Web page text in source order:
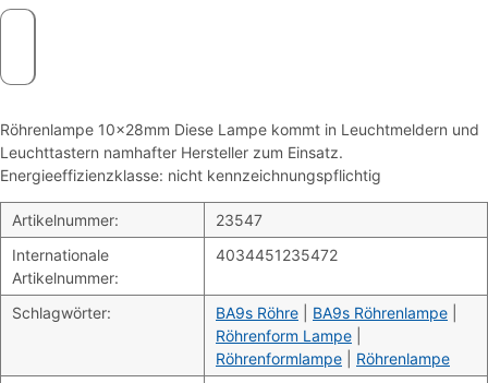
Röhrenlampe 10x28mm Diese Lampe kommt in Leuchtmeldern und
Leuchttastern namhafter Hersteller zum Einsatz.
Energieeffizienzklasse: nicht kennzeichnungspflichtig
Artikelnummer:
23547
Internationale
Artikelnummer:
4034451235472
Schlagwörter: BA9s Röhre BA9s Röhrenlampe
Röhrenform Lampe
Röhrenformlampe
Röhrenlampe